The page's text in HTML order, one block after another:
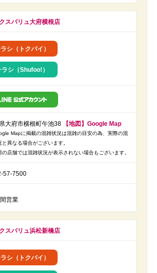
スバリュ大府横根店
シ（トクバイ）
ラシ（Shufoo!）
大府市横根町午池38 【地図】Google Map
Mapに掲載の混雑状況は混雑の目安の為、実際の混
と異なる場合がございます。
店舗では混雑状況が表示されない場合もございます。
57-7500
営業
スバリュ浜松新橋店
シ（トクバイ）